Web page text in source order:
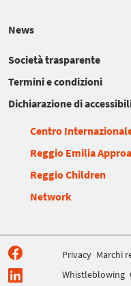
News
Società trasparente
Termini e condizioni
Dichiarazione di
Centro
Reggio Emilia
Reggio Children
Network
Privacy Marchi
Whistleblowing